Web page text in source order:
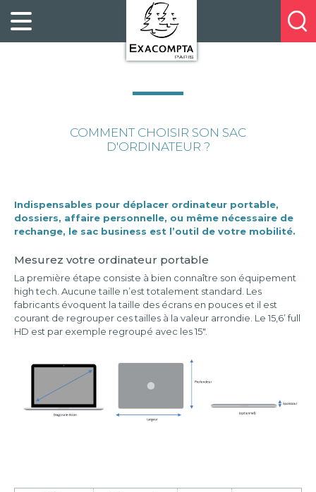
FILING
ORGANISATION
BUSINESS
PERSONAL
STATIONERY
À
PROPOS
CONTACTEZ-
NOUS
Profitez
de
COMMENT CHOISIR SON SAC
D'ORDINATEUR ?
Indispensables pour déplacer ordinateur portable,
dossiers, affaire personnelle, ou même nécessaire de
rechange, le sac business est l’outil de votre mobilité.
Mesurez votre ordinateur portable
La première étape consiste à bien connaître son équipement
high tech. Aucune taille n’est totalement standard. Les
fabricants évoquent la taille des écrans en pouces et il est
courant de regrouper ces tailles à la valeur arrondie. Le 15,6’ full
HD est par exemple regroupé avec les 15".
Panneau de gestion des cookies